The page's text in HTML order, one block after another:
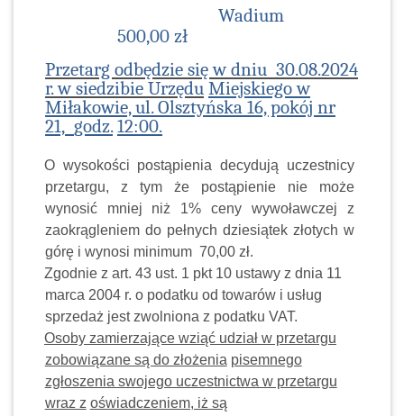
Wadium
500,00 zł
Przetarg odbędzie się w dniu 30.08.2024
r. w siedzibie Urzędu Miejskiego w
Miłakowie, ul. Olsztyńska 16, pokój nr
21, godz. 12:00.
O wysokości postąpienia decydują uczestnicy
przetargu, z tym że postąpienie nie może
wynosić mniej niż 1% ceny wywoławczej z
zaokrągleniem do pełnych dziesiątek złotych w
górę i wynosi minimum 70,00 zł.
Zgodnie z art. 43 ust. 1 pkt 10 ustawy z dnia 11
marca 2004 r. o podatku od towarów i usług
sprzedaż jest zwolniona z podatku VAT.
Osoby zamierzające wziąć udział w przetargu
zobowiązane są do złożenia pisemnego
zgłoszenia swojego uczestnictwa w przetargu
wraz z oświadczeniem, iż są